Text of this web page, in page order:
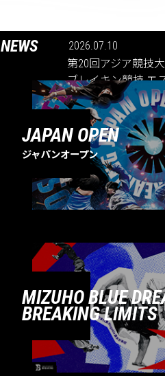
NEWS
2026.07.10
第20回アジア競技
ブレイキン競技 エ
らせ
JAPAN OPEN
ジャパンオープン
MIZUHO BLUE
BREAKING LIMITS